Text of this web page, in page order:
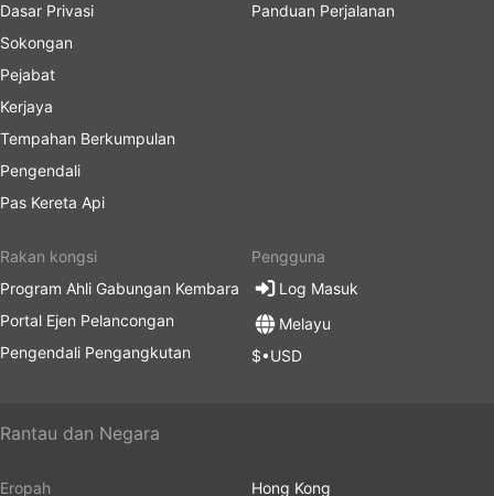
Dasar Privasi
Sokongan
Pejabat
Kerjaya
Tempahan Berkumpulan
Pengendali
Pas Kereta Api
Panduan Perjalanan
Rakan kongsi
Program Ahli Gabungan Kembara
Portal Ejen Pelancongan
Pengendali Pengangkutan
Pengguna
Log Masuk
Melayu
$•USD
Rantau dan Negara
Eropah Hong Kong